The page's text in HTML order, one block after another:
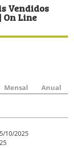
Vendidos
On Line
Mensal Anual
10/2025